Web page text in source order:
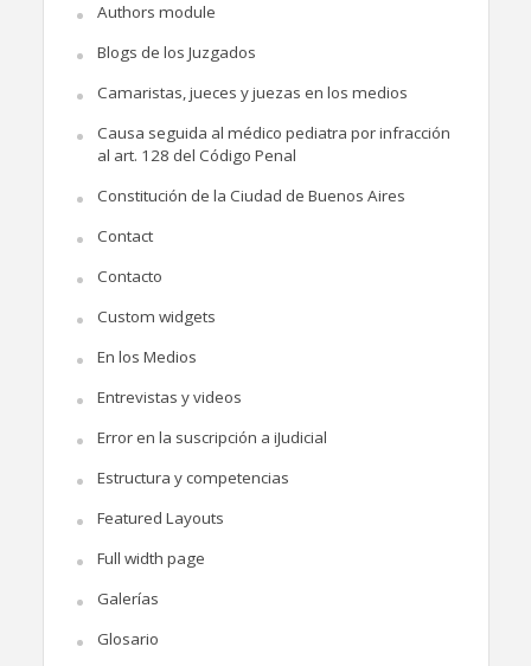
Authors module
Blogs de los Juzgados
Camaristas, jueces y juezas en los medios
Causa seguida al médico pediatra por infracción
al art. 128 del Código Penal
Constitución de la Ciudad de Buenos Aires
Contact
Contacto
Custom widgets
En los Medios
Entrevistas y videos
Error en la suscripción a iJudicial
Estructura y competencias
Featured Layouts
Full width page
Galerías
Glosario